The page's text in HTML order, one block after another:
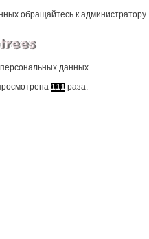
обращайтесь к администратору.
данных
111 раза.